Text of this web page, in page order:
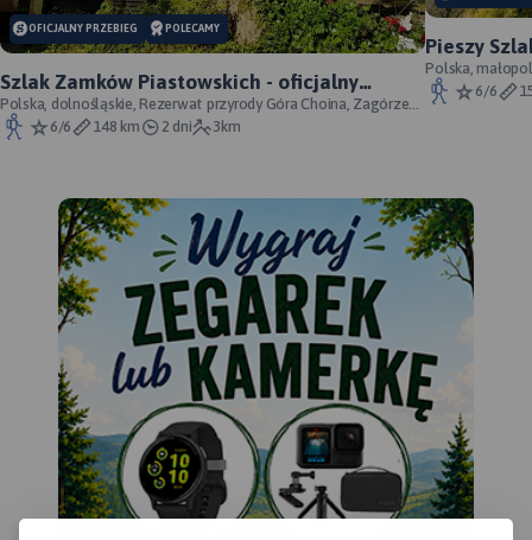
OFICJALNY PRZEBIEG POLECAMY
Szlak Zamków Piastowskich - oficjalny
przebieg
Polska, dolnośląskie, Rezerwat przyrody Góra Choina, Zagórze
Śląskie, powiat wałbrzyski
6/6 148 km 2 dni 3km
Pieszy
przebieg
Polska,
Morsko;6/6